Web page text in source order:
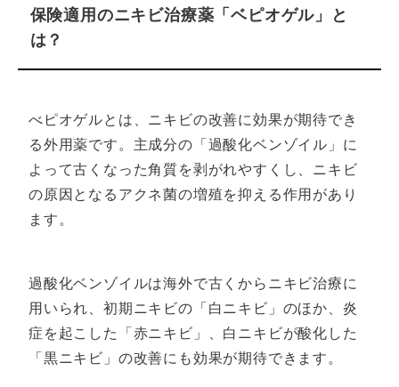
の経験から、皮膚疾患への知見や皮膚理
療の治療経験を持つ。
保険適用のニキビ治療薬「ベピオゲル」と
は？
べピオゲルとは、ニキビの改善に効果が期待でき
る外用薬です。主成分の「過酸化ベンゾイル」に
よって古くなった角質を剥がれやすくし、ニキビ
の原因となるアクネ菌の増殖を抑える作用があり
ます。
過酸化ベンゾイルは海外で古くからニキビ治療に
用いられ、初期ニキビの「白ニキビ」のほか、炎
症を起こした「赤ニキビ」、白ニキビが酸化した
「黒ニキビ」の改善にも効果が期待できます。